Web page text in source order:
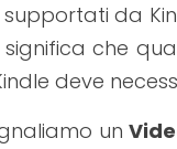
da
significa che
deve
un